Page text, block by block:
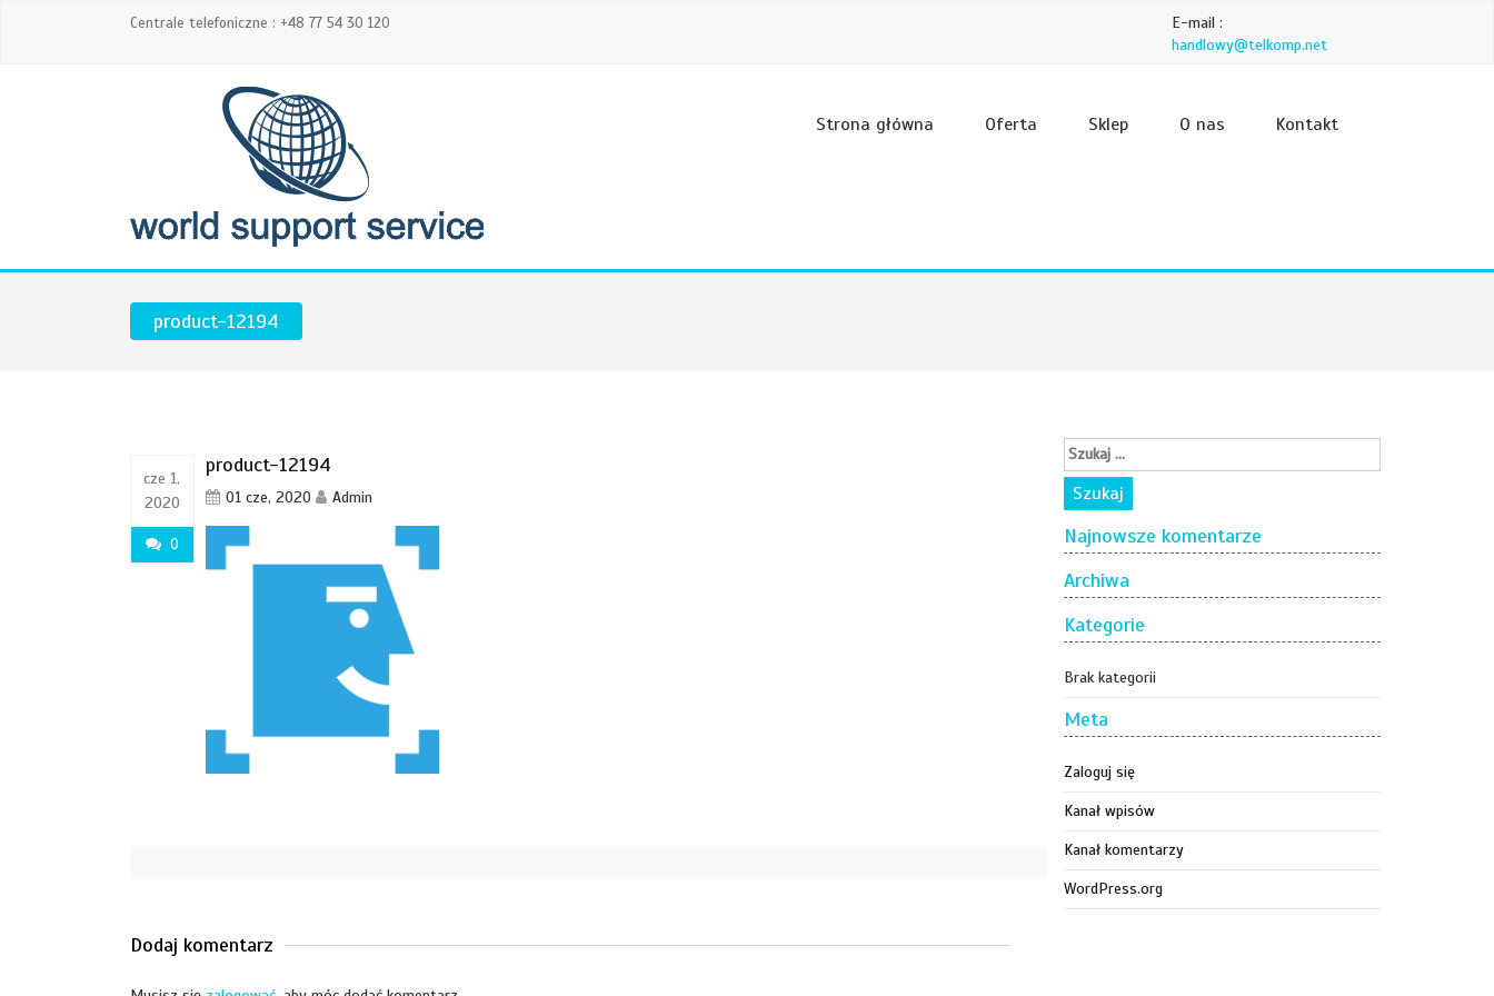
Centrale telefoniczne : +48 77 54 30 120
E-mail :
handlowy@telkomp.net
Strona główna Oferta Sklep O nas Kontakt
product-12194
cze 1,
2020
0
product-12194
01 cze, 2020 Admin
Dodaj komentarz
Najnowsze komentarze
Archiwa
Kategorie
Brak kategorii
Meta
Zaloguj się
Kanał wpisów
Kanał komentarzy
WordPress.org